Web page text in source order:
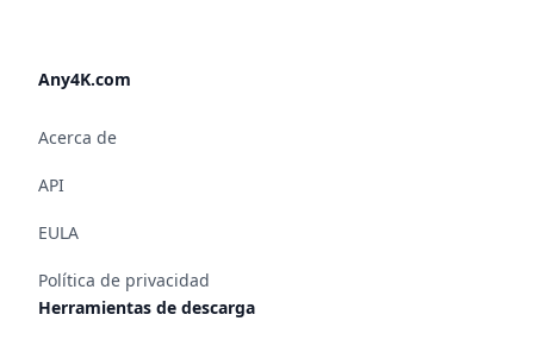
Any4K.com
Acerca de
API
EULA
Política de privacidad
Herramientas de descarga